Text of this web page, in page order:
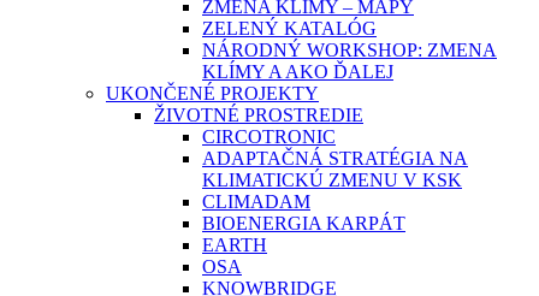
ZMENA KLÍMY – MAPY
ZELENÝ KATALÓG
NÁRODNÝ WORKSHOP: ZMENA
KLÍMY A AKO ĎALEJ
UKONČENÉ PROJEKTY
ŽIVOTNÉ PROSTREDIE
CIRCOTRONIC
ADAPTAČNÁ STRATÉGIA NA
KLIMATICKÚ ZMENU V KSK
CLIMADAM
BIOENERGIA KARPÁT
EARTH
OSA
KNOWBRIDGE